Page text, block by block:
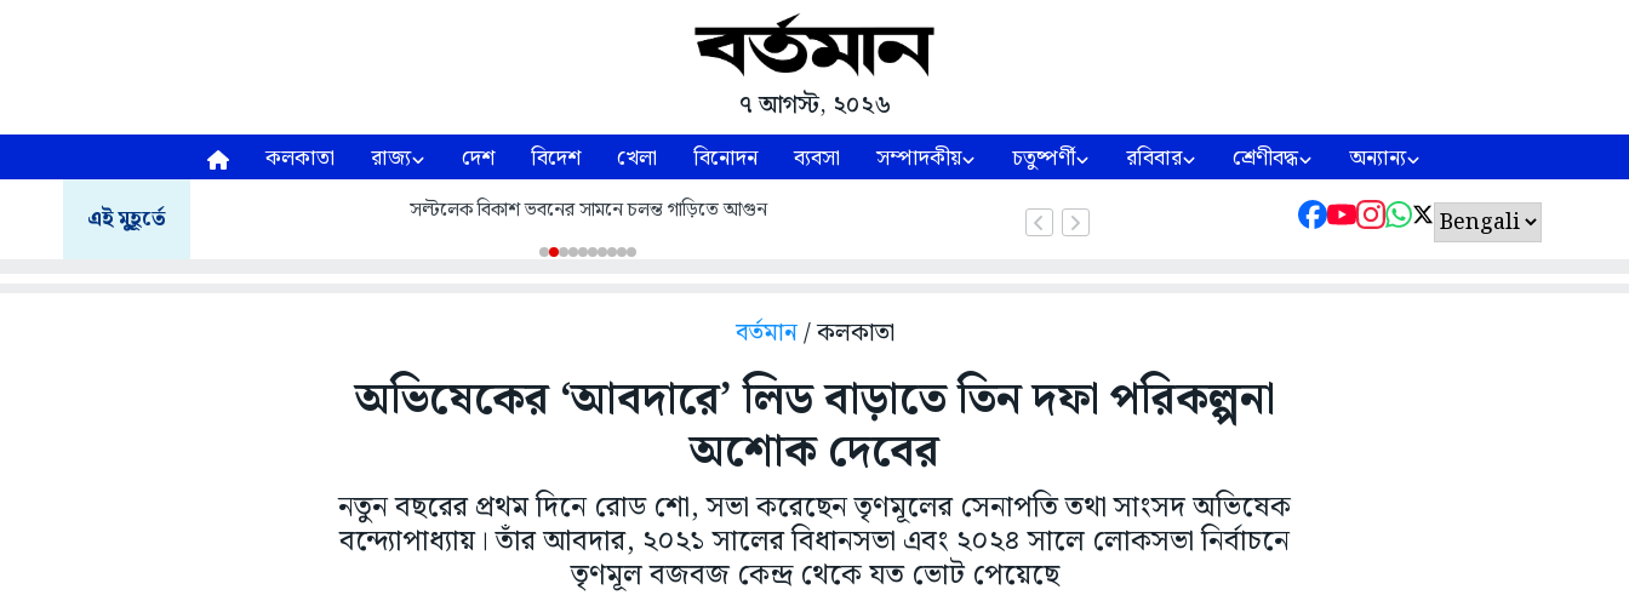
৭ আগস্ট, ২০২৬
কলকাতা রাজ্য দেশ বিদেশ খেলা বিনোদন ব্যবসা সম্পাদকীয় চতুষ্পর্ণী রবিবার শ্রেণীবদ্ধ অন্যান্য
এই মুহূর্তে সল্টলেক বিকাশ ভবনের সামনে চলন্ত গাড়িতে আগুন
বর্তমান/ কলকাতা
অভিষেকের ‘আবদারে’ লিড বাড়াতে তিন দফা পরিকল্পনা
অশোক দেবের
নতুন বছরের প্রথম দিনে রোড শো, সভা করেছেন তৃণমূলের সেনাপতি তথা সাংসদ অভিষেক
বন্দ্যোপাধ্যায়। তাঁর আবদার, ২০২১ সালের বিধানসভা এবং ২০২৪ সালে লোকসভা নির্বাচনে
তৃণমূল বজবজ কেন্দ্র থেকে যত ভোট পেয়েছে